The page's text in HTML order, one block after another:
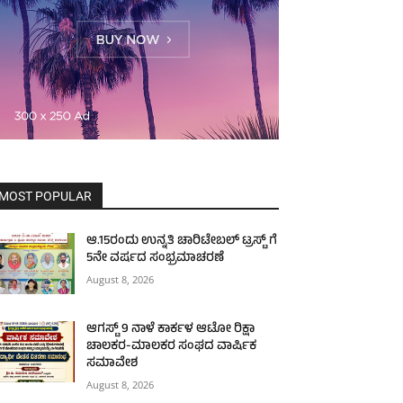
POPULAR
ಆ.15ರಂದು ಉನ್ನತಿ ಚಾರಿಟೇಬಲ್ ಟ್ರಸ್ಟ್‌ ಗೆ
5ನೇ ವರ್ಷದ ಸಂಭ್ರಮಾಚರಣೆ
August 8, 2026
ಆಗಸ್ಟ್ 9 ನಾಳೆ ಕಾರ್ಕಳ ಆಟೋ ರಿಕ್ಷಾ
ಚಾಲಕರ-ಮಾಲಕರ ಸಂಘದ ವಾರ್ಷಿಕ
ಸಮಾವೇಶ
August 8, 2026